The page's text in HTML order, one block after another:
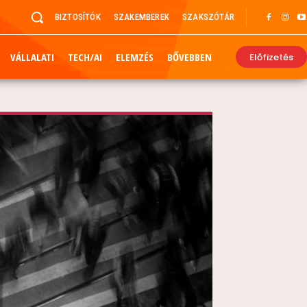
BIZTOSÍTÓK SZAKEMBEREK SZAKSZÓTÁR
VÁLLALATI TECH/AI ELEMZÉS BŐVEBBEN Előfizetés